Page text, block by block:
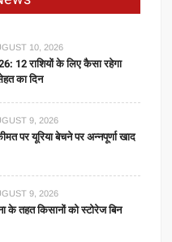
10, 2026
12 राशियों के लिए कैसा रहेगा
का दिन
9, 2026
पर यूरिया बेचने पर अन्नपूर्णा खाद
9, 2026
के तहत किसानों को स्टोरेज बिन